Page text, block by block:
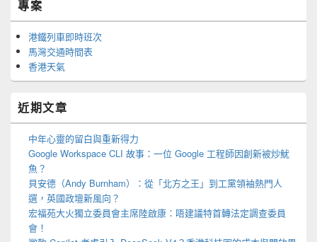
專案
港鐵列車即時班次
馬灣交通時間表
香港天氣
近期文章
中年心靈的留白與重新得力
Google Workspace CLI 故事：一位 Google 工程師因創新被炒魷
魚？
貝安德（Andy Burnham）：從「北方之王」到工黨領袖熱門人
選，英國政壇新風向？
宏福苑大火獨立委員會主席陸啟康：唔建議特首轉法定調查委員
會！